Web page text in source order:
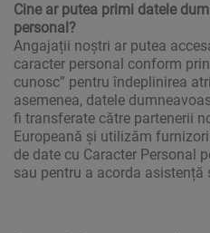
Cine ar putea primi datele
personal?
Angajații noștri ar putea
caracter personal conform
cunosc” pentru îndeplinirea
asemenea, datele
fi transferate către partenerii
Europeană și utilizăm
de date cu Caracter Personal
sau pentru a acorda